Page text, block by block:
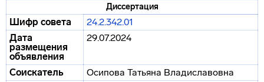
Диссертация
Шифр совета
24.2.342.01
Дата
размещения
объявления
29.07.2024
Соискатель
Осипова Татьяна Владиславовна